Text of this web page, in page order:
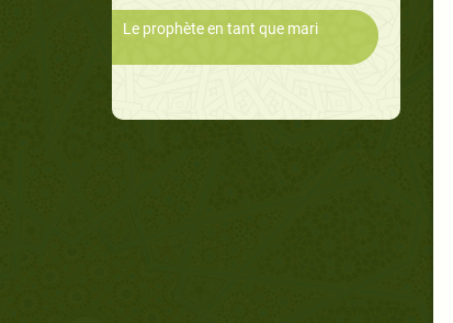
Le prophète en tant que mari